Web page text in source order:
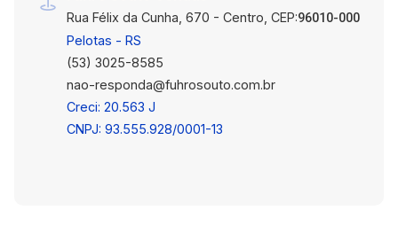
Rua Félix da Cunha, 670 - Centro, CEP:96010-000
Pelotas - RS
(53) 3025-8585
nao-responda@fuhrosouto.com.br
Creci: 20.563 J
CNPJ: 93.555.928/0001-13